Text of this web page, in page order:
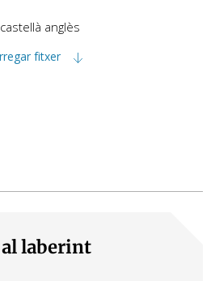
castellà anglès
fitxer
al laberint